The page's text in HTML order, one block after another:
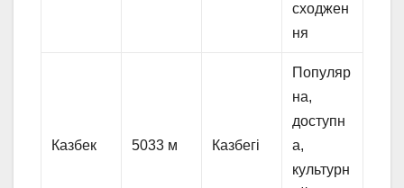
сходжен
ня
Казбек 5033 м Казбегі
Популяр
на,
доступн
а,
культурн